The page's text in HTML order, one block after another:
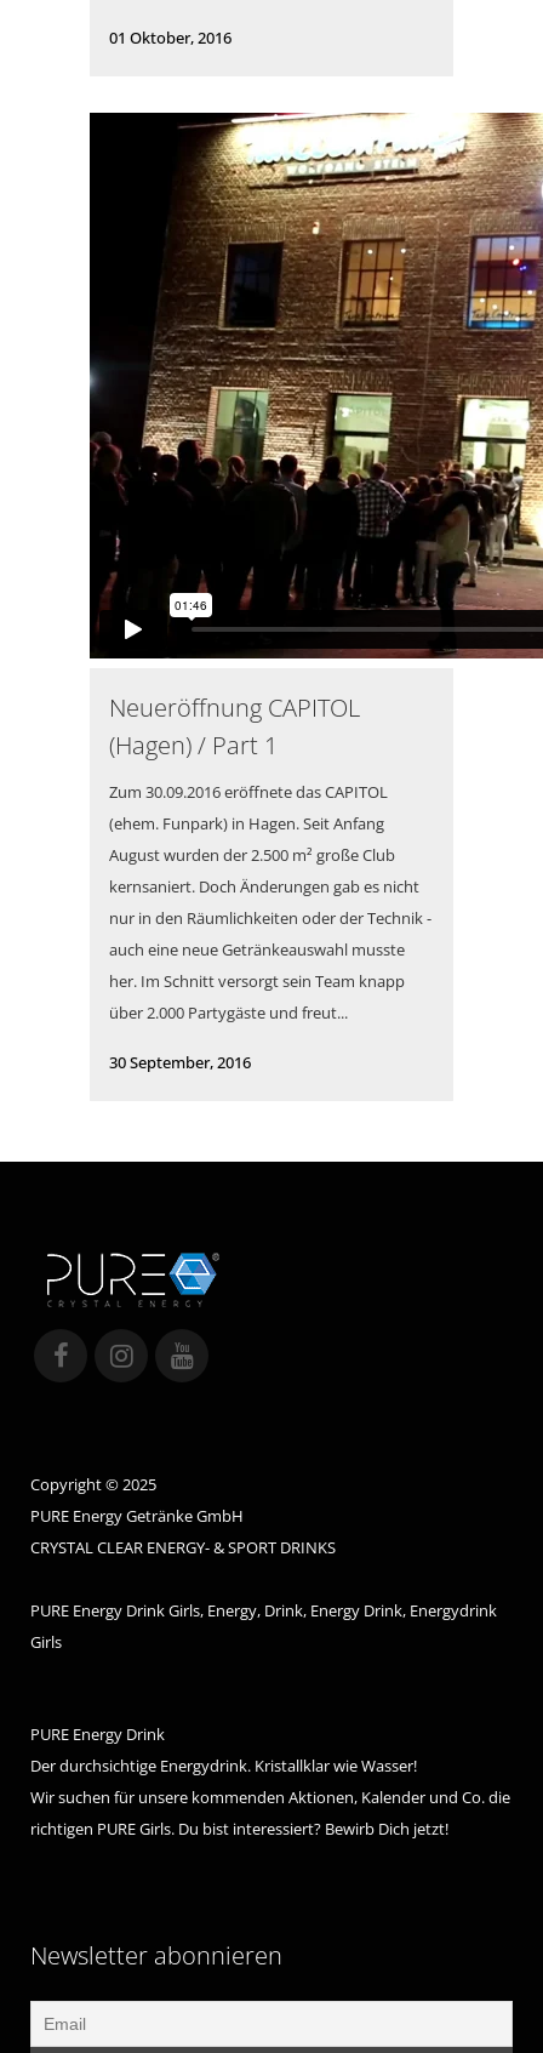
01 Oktober, 2016
Neueröffnung CAPITOL
(Hagen) / Part 1
Zum 30.09.2016 eröffnete das CAPITOL
(ehem. Funpark) in Hagen. Seit Anfang
August wurden der 2.500 m² große Club
kernsaniert. Doch Änderungen gab es nicht
nur in den Räumlichkeiten oder der Technik -
auch eine neue Getränkeauswahl musste
her. Im Schnitt versorgt sein Team knapp
über 2.000 Partygäste und freut...
30 September, 2016
Copyright © 2025
PURE Energy Getränke GmbH
CRYSTAL CLEAR ENERGY- & SPORT DRINKS
PURE Energy Drink Girls, Energy, Drink, Energy Drink, Energydrink
Girls
PURE Energy Drink
Der durchsichtige Energydrink. Kristallklar wie Wasser!
Wir suchen für unsere kommenden Aktionen, Kalender und Co. die
richtigen PURE Girls. Du bist interessiert? Bewirb Dich jetzt!
Newsletter abonnieren